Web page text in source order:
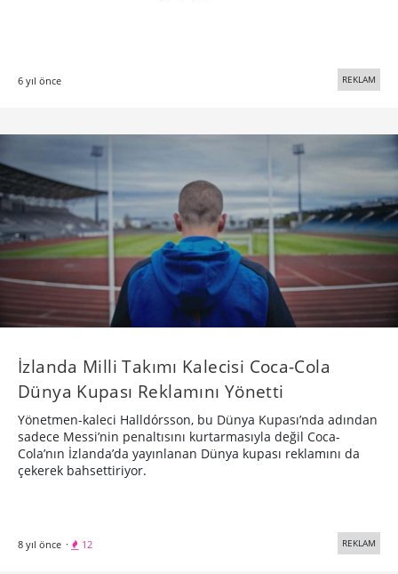
6 yıl önce REKLAM
İzlanda Milli Takımı Kalecisi Coca-Cola
Dünya Kupası Reklamını Yönetti
Yönetmen-kaleci Halldórsson, bu Dünya Kupası’nda adından
sadece Messi’nin penaltısını kurtarmasıyla değil Coca-
Cola’nın İzlanda’da yayınlanan Dünya kupası reklamını da
çekerek bahsettiriyor.
8 yıl önce · 12 REKLAM